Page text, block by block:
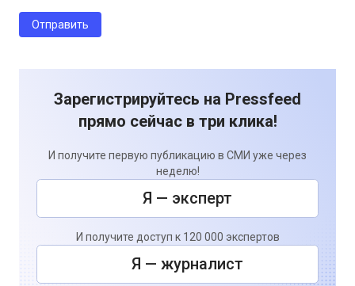
Зарегистрируйтесь на Pressfeed
прямо сейчас в три клика!
И получите первую публикацию в СМИ уже через
неделю!
Я — эксперт
И получите доступ к 120 000 экспертов
Я — журналист